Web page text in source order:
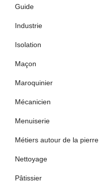
Guide
Industrie
Isolation
Maçon
Maroquinier
Mécanicien
Menuiserie
Métiers autour de la pierre
Nettoyage
Pâtissier